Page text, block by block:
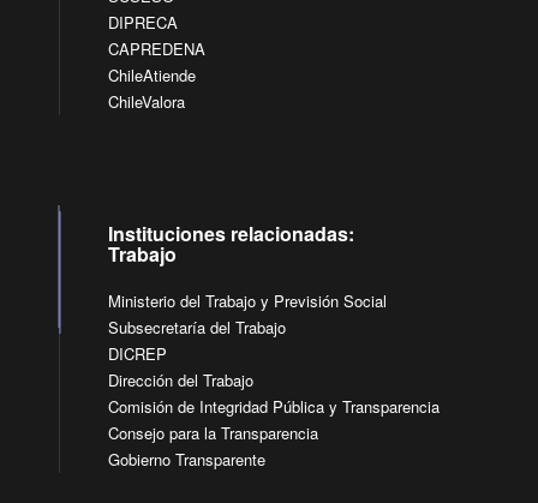
DIPRECA
CAPREDENA
ChileAtiende
ChileValora
Instituciones relacionadas:
Trabajo
Ministerio del Trabajo y Previsión Social
Subsecretaría del Trabajo
DICREP
Dirección del Trabajo
Comisión de Integridad Pública y Transparencia
Consejo para la Transparencia
Gobierno Transparente